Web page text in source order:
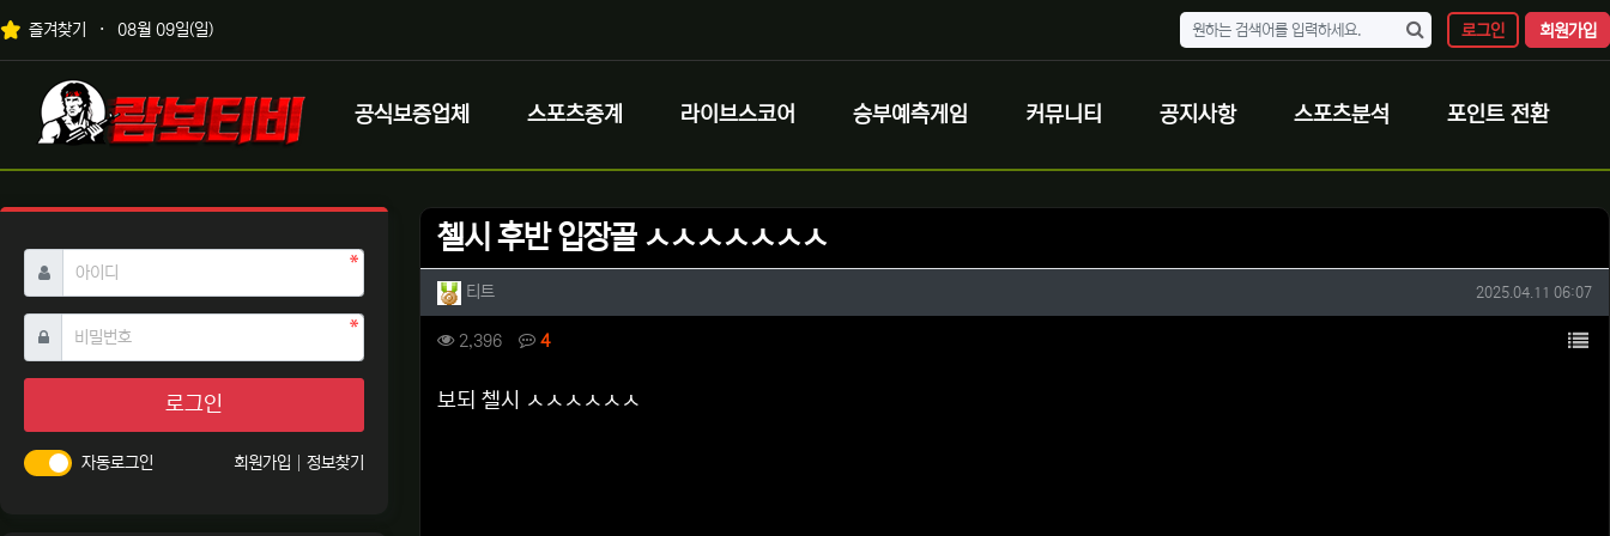
상단 네비
즐겨찾기 08월 09일(일) 로그인 회원가입
메인 메뉴
로고
공식보증업체 스포츠중계 라이브스코어 승부예측게임 커뮤니티 공지사항 스포츠분석 포인트 전환
첼시 후반 입장골 ㅅㅅㅅㅅㅅㅅㅅ
작성자 정보
티트 작성일
2025.04.11 06:07
컨텐츠 정보
2,396조회 4댓글 목
본문
보되 첼시 ㅅㅅㅅㅅㅅㅅ
아이디 필수
비밀번호필수
로그인
자동로그인 회원가입 정보찾기